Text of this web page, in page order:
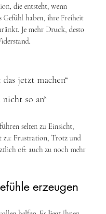
die entsteht, wenn
Gefühl haben, ihre Freiheit
Je mehr Druck, desto
jetzt machen“
so an“
selten zu Einsicht,
zu: Frustration, Trotz und
oft auch zu noch mehr
erzeugen